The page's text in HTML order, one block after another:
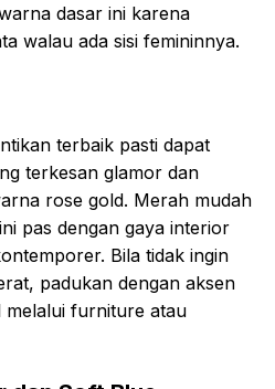
dasar ini karena
walau ada sisi femininnya.
terbaik pasti dapat
terkesan glamor dan
rose gold. Merah mudah
pas dengan gaya interior
Bila tidak ingin
padukan dengan aksen
melalui furniture atau